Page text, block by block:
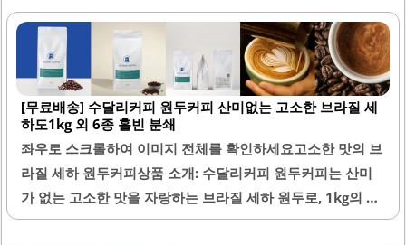
집니다. 이 원두커피는 다양한 맛의 조화를 이루어, 매일 마시
기에 적합합니다.특히, 디카페인 원두도 제공하여 카페인 섭
취를 조절하고자 하는 분들에게도 적합합니다. 콜롬비아 수
프리모 디카페인 원두는 부드러운 커피 향과 고소한 견과류
느낌을 가지고 있어, 부담 없이 즐길 수 있습니다. 또한, 하우
스 블랜드와 케냐 AA 원두는 각각의 특성을 살려, 다양한 맛
을 경험할 수 있도록 도와줍니다.이 제품은 손님에게 제공하
기에도 적합하여, 호불호 없이 즐길 수 있는 커피입니다. 포장
또한 꼼꼼하게 되어 있어, 유통기한이 넉넉하여 보관하기에
[무료배송] 수달리커피 원두커피 산미없는 고소한 브라질 세
하도1kg 외 6종 홀빈 분쇄
좌우로 스크롤하여 이미지 전체를 확인하세요고소한 맛의 브
라질 세하 원두커피상품 소개: 수달리커피 원두커피는 산미
가 없는 고소한 맛을 자랑하는 브라질 세하 원두로, 1kg의 홀
빈과 분쇄 형태로 제공됩니다. 이 커피는 부드럽고 깊은 맛을